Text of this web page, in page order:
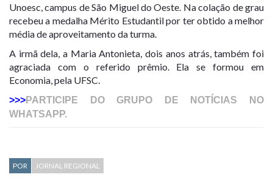
Unoesc, campus de São Miguel do Oeste. Na colação de grau
recebeu a medalha Mérito Estudantil por ter obtido a melhor
média de aproveitamento da turma.
A irmã dela, a Maria Antonieta, dois anos atrás, também foi
agraciada com o referido prêmio. Ela se formou em
Economia, pela UFSC.
>>>PARTICIPE DO GRUPO DE NOTÍCIAS NO
WHATSAPP.
POR JORNAL REGIONAL